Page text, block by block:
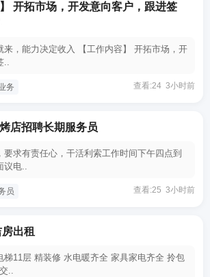
】 开拓市场，开发意向客户，跟进签
来，能力决定收入 【工作内容】 开拓市场，开
..
务 查看:24 3小时前
店招聘长期服务员
要求有责任心，干活利索工作时间下午四点到
议电..
员 查看:25 3小时前
出租
梯11层 精装修 水电暖齐全 家具家电齐全 拎包
..